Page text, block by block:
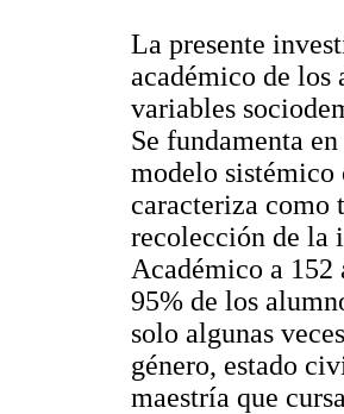
La presente
académico de los
variables
Se fundamenta
modelo sistémico
caracteriza como
recolección de la
Académico a
95% de los
solo algunas
género, estado
maestría que